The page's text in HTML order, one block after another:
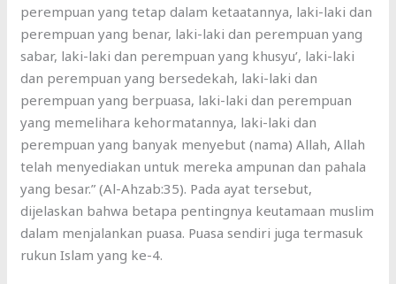
perempuan yang tetap dalam ketaatannya, laki-laki dan
perempuan yang benar, laki-laki dan perempuan yang
sabar, laki-laki dan perempuan yang khusyu’, laki-laki
dan perempuan yang bersedekah, laki-laki dan
perempuan yang berpuasa, laki-laki dan perempuan
yang memelihara kehormatannya, laki-laki dan
perempuan yang banyak menyebut (nama) Allah, Allah
telah menyediakan untuk mereka ampunan dan pahala
yang besar.” (Al-Ahzab:35). Pada ayat tersebut,
dijelaskan bahwa betapa pentingnya keutamaan muslim
dalam menjalankan puasa. Puasa sendiri juga termasuk
rukun Islam yang ke-4.